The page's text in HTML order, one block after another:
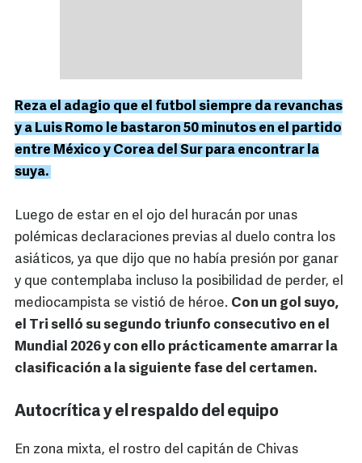
Reza el adagio que el futbol siempre da revanchas
y a Luis Romo le bastaron 50 minutos en el partido
entre México y Corea del Sur para encontrar la
suya.
Luego de estar en el ojo del huracán por unas
polémicas declaraciones previas al duelo contra los
asiáticos, ya que dijo que no había presión por ganar
y que contemplaba incluso la posibilidad de perder, el
mediocampista se vistió de héroe. Con un gol suyo,
el Tri selló su segundo triunfo consecutivo en el
Mundial 2026 y con ello prácticamente amarrar la
clasificación a la siguiente fase del certamen.
Autocrítica y el respaldo del equipo
En zona mixta, el rostro del capitán de Chivas